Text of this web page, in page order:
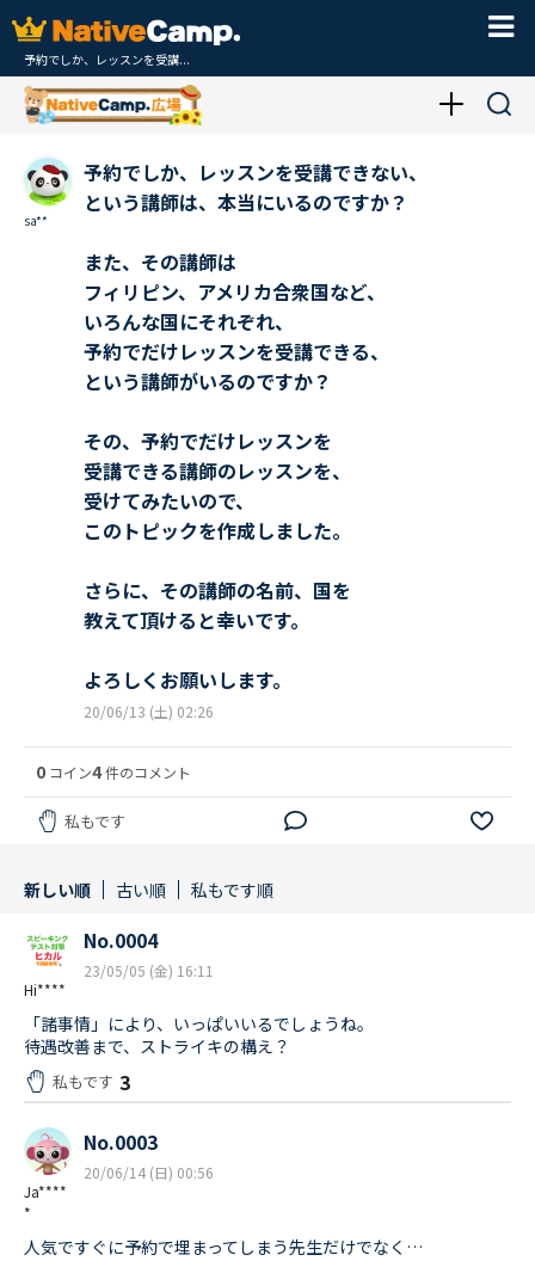
予約でしか、レッスンを受講...
sa**
予約でしか、レッスンを受講できない、
という講師は、本当にいるのですか？
また、その講師は
フィリピン、アメリカ合衆国など、
いろんな国にそれぞれ、
予約でだけレッスンを受講できる、
という講師がいるのですか？
その、予約でだけレッスンを
受講できる講師のレッスンを、
受けてみたいので、
このトピックを作成しました。
さらに、その講師の名前、国を
教えて頂けると幸いです。
よろしくお願いします。
20/06/13 (土) 02:26
0 コイン4件のコメント
私もです
新しい順 古い順 私もです順
Hi****
No.0004
23/05/05 (金) 16:11
「諸事情」により、いっぱいいるでしょうね。
待遇改善まで、ストライキの構え？
私もです 3
Ja****
*
No.0003
20/06/14 (日) 00:56
人気ですぐに予約で埋まってしまう先生だけでなく…